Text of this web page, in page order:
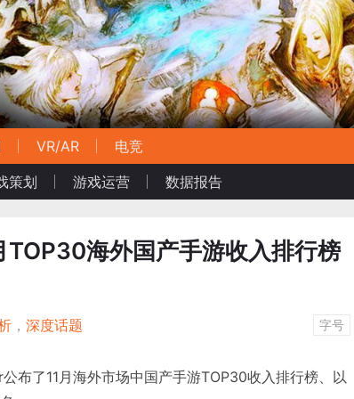
VR/AR
电竞
策划 游戏运营 数据报告
TOP30海外国产手游收入排行榜
， 深度话题 字号
布了11月海外市场中国产手游TOP30收入排行榜、以